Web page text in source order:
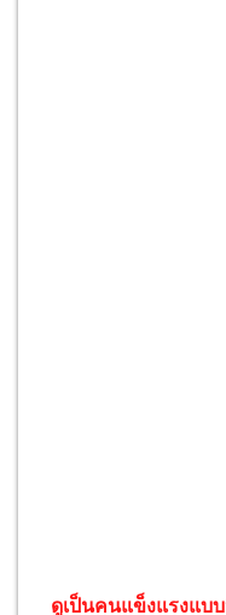
ดูเป็นคนแข็งแรงแบ